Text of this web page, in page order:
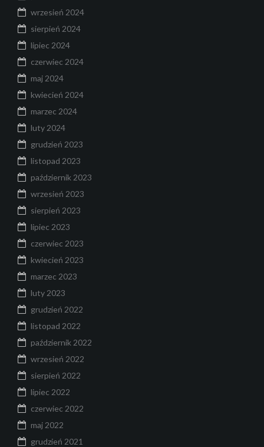
wrzesień 2024
sierpień 2024
lipiec 2024
czerwiec 2024
maj 2024
kwiecień 2024
marzec 2024
luty 2024
grudzień 2023
listopad 2023
październik 2023
wrzesień 2023
sierpień 2023
lipiec 2023
czerwiec 2023
kwiecień 2023
marzec 2023
luty 2023
grudzień 2022
listopad 2022
październik 2022
wrzesień 2022
sierpień 2022
lipiec 2022
czerwiec 2022
maj 2022
grudzień 2021